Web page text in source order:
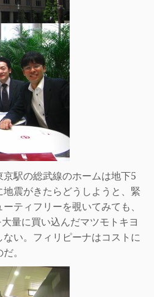
駅の総武線のホームは地下5
震がきたらどうしようと、緊
ティフリーを覗いてみても、
量に買い込んだマツモトキヨ
い。フィリピーナはコストに
。